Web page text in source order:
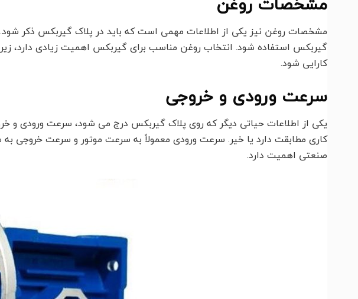
مشخصات روغن نیز یکی از اطلاعات مهمی است که باید در پلاک گیربکس ذکر
گیربکس استفاده شود. انتخاب روغن مناسب برای گیربکس اهمیت زیادی دارد،
کارایی شود.
سرعت ورودی و خروجی
یکی از اطلاعات حیاتی دیگر که روی پلاک گیربکس درج می شود، سرعت ورودی و
کاری مطابقت دارد یا خیر. سرعت ورودی معمولاً به سرعت موتور و سرعت
صنعتی اهمیت دارد.